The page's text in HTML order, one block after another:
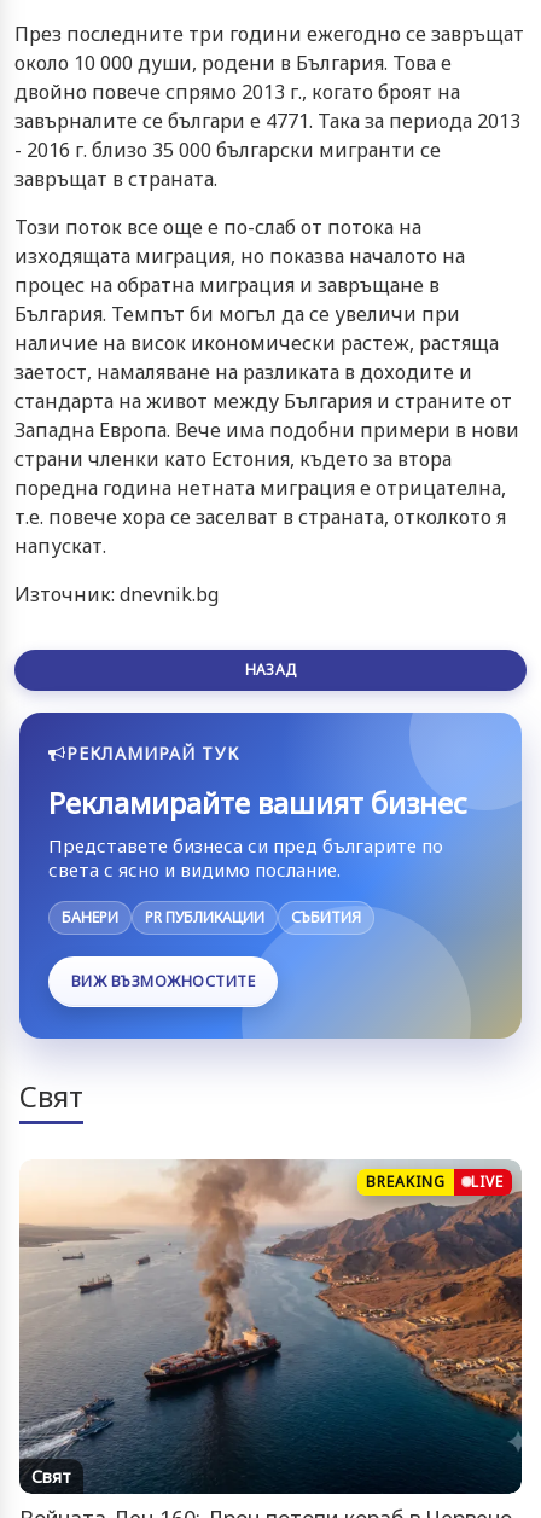
През последните три години ежегодно се завръщат
около 10 000 души, родени в България. Това е
двойно повече спрямо 2013 г., когато броят на
завърналите се българи е 4771. Така за периода 2013
- 2016 г. близо 35 000 български мигранти се
завръщат в страната.
Този поток все още е по-слаб от потока на
изходящата миграция, но показва началото на
процес на обратна миграция и завръщане в
България. Темпът би могъл да се увеличи при
наличие на висок икономически растеж, растяща
заетост, намаляване на разликата в доходите и
стандарта на живот между България и страните от
Западна Европа. Вече има подобни примери в нови
страни членки като Естония, където за втора
поредна година нетната миграция е отрицателна,
т.е. повече хора се заселват в страната, отколкото я
напускат.
Източник: dnevnik.bg
НАЗАД
РЕКЛАМИРАЙ ТУК
Рекламирайте вашият бизнес
Представете бизнеса си пред българите по
света с ясно и видимо послание.
БАНЕРИ PR ПУБЛИКАЦИИ СЪБИТИЯ
ВИЖ ВЪЗМОЖНОСТИТЕ
Свят
BREAKING LIVE
Свят